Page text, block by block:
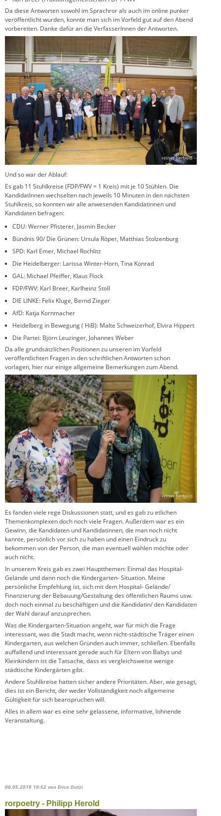
Da diese Antworten sowohl im Sprachror als auch im online punker
veröffentlicht wurden, konnte man sich im Vorfeld gut auf den Abend
vorbereiten. Danke dafür an die VerfasserInnen der Antworten.
Und so war der Ablauf:
Es gab 11 Stuhlkreise (FDP/FWV = 1 Kreis) mit je 10 Stühlen. Die
KandidatInnen wechselten nach jeweils 10 Minuten in den nächsten
Stuhlkreis, so konnten wir alle anwesenden Kandidatinnen und
Kandidaten befragen:
CDU: Werner Pfisterer, Jasmin Becker
Bündnis 90/ Die Grünen: Ursula Röper, Matthias Stolzenburg
SPD: Karl Emer, Michael Rochlitz
Die Heidelberger: Larissa Winter-Horn, Tina Konrad
GAL: Michael Pfeiffer, Klaus Flock
FDP/FWV: Karl Breer, Karlheinz Stoll
DIE LINKE: Felix Kluge, Bernd Zieger
AfD: Katja Kornmacher
Heidelberg in Bewegung ( HiB): Malte Schweizerhof, Elvira Hippert
Die Partei: Björn Leuzinger, Johannes Weber
Da alle grundsätzlichen Positionen zu unseren im Vorfeld
veröffentlichten Fragen in den schriftlichen Antworten schon
vorlagen, hier nur einige allgemeine Bemerkungen zum Abend.
Es fanden viele rege Diskussionen statt, und es gab zu etlichen
Themenkomplexen doch noch viele Fragen. Außerdem war es ein
Gewinn, die Kandidaten und Kandidatinnen, die man noch nicht
kannte, persönlich vor sich zu haben und einen Eindruck zu
bekommen von der Person, die man eventuell wählen möchte oder
auch nicht.
In unserem Kreis gab es zwei Hauptthemen: Einmal das Hospital-
Gelände und dann noch die Kindergarten- Situation. Meine
persönliche Empfehlung ist, sich mit dem Hospital- Gelände/
Finanzierung der Bebauung/Gestaltung des öffentlichen Raums usw.
doch noch einmal zu beschäftigen und die Kandidatin/ den Kandidaten
der Wahl darauf anzusprechen.
Was die Kindergarten-Situation angeht, war für mich die Frage
interessant, was die Stadt macht, wenn nicht-städtische Träger einen
Kindergarten, aus welchen Gründen auch immer, schließen. Ebenfalls
auffallend und interessant gerade auch für Eltern von Babys und
Kleinkindern ist die Tatsache, dass es vergleichsweise wenige
städtische Kindergärten gibt.
Andere Stuhlkreise hatten sicher andere Prioritäten. Aber, wie gesagt,
dies ist ein Bericht, der weder Vollständigkeit noch allgemeine
Gültigkeit für sich beanspruchen will.
Alles in allem war es eine sehr gelassene, informative, lohnende
Veranstaltung.
06.05.2019 19:52 von Erica Dutzi
rorpoetry - Philipp Herold